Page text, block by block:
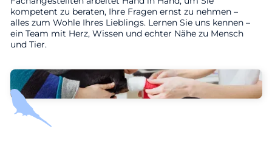
kompetent zu beraten, Ihre Fragen ernst zu nehmen –
alles zum Wohle Ihres Lieblings. Lernen Sie uns kennen –
ein Team mit Herz, Wissen und echter Nähe zu Mensch
und Tier.